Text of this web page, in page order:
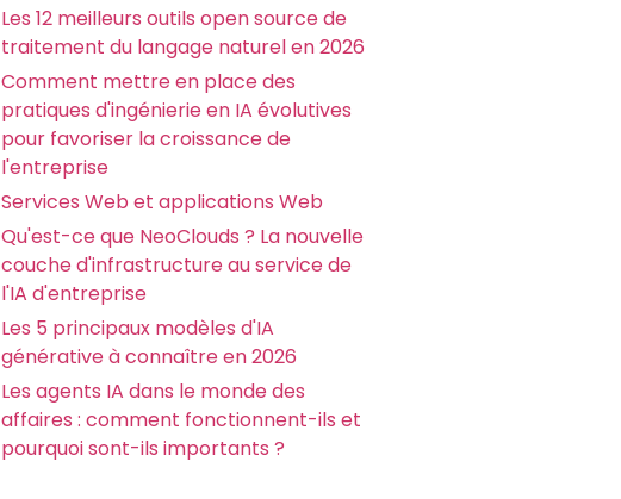
Les 12 meilleurs outils open source de
traitement du langage naturel en 2026
Comment mettre en place des
pratiques d'ingénierie en IA évolutives
pour favoriser la croissance de
l'entreprise
Services Web et applications Web
Qu'est-ce que NeoClouds ? La nouvelle
couche d'infrastructure au service de
l'IA d'entreprise
Les 5 principaux modèles d'IA
générative à connaître en 2026
Les agents IA dans le monde des
affaires : comment fonctionnent-ils et
pourquoi sont-ils importants ?